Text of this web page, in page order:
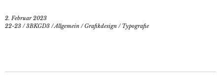
2. Februar 2023
22-23 /3BKGD3 /Allgemein /Grafikdesign / Typografie